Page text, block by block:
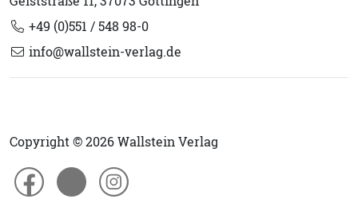
+49 (0)551 / 548 98-0
info@wallstein-verlag.de
Copyright © 2026 Wallstein Verlag